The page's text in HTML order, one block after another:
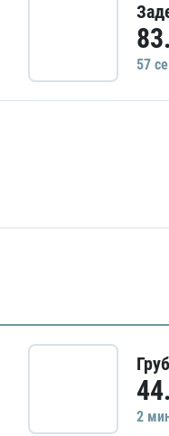
57
2